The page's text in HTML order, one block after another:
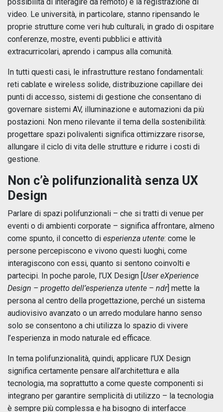
video. Le università, in particolare, stanno ripensando le
proprie strutture come veri hub culturali, in grado di ospitare
conferenze, mostre, eventi pubblici e attività
extracurricolari, aprendo i campus alla comunità.
In tutti questi casi, le infrastrutture restano fondamentali:
reti cablate e wireless solide, distribuzione capillare dei
punti di accesso, sistemi di gestione che consentano di
governare sistemi AV, illuminazione e automazioni da più
postazioni. Non meno rilevante il tema della sostenibilità:
progettare spazi polivalenti significa ottimizzare risorse,
allungare il ciclo di vita delle strutture e ridurre i costi di
gestione.
Non c’è polifunzionalità senza UX
Design
Parlare di spazi polifunzionali – che si tratti di venue per
eventi o di ambienti corporate – significa affrontare, almeno
come spunto, il concetto di esperienza utente: come le
persone percepiscono e vivono questi luoghi, come
interagiscono con essi, quanto si sentono coinvolti e
partecipi. In poche parole, l’UX Design [ User eXperience
Design – progetto dell’esperienza utente – ndr] mette la
persona al centro della progettazione, perché un sistema
audiovisivo avanzato o un arredo modulare hanno senso
solo se consentono a chi utilizza lo spazio di vivere
l’esperienza in modo naturale ed efficace.
In tema polifunzionalità, quindi, applicare l’UX Design
significa certamente pensare all’architettura e alla
tecnologia, ma soprattutto a come queste componenti si
integrano per garantire semplicità di utilizzo – la tecnologia
è sempre più complessa e ha bisogno di interfacce